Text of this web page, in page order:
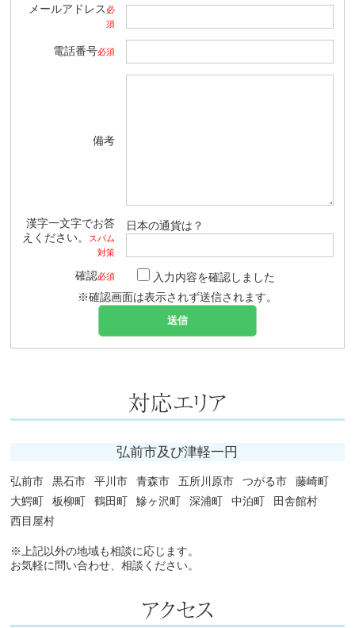
メールアドレス 必
須
電話番号必須
備考
漢字一文字でお答
えください。
スパム
対策
日本の通貨は？
確認必須
入力内容を確認しました
※確認画面は表示されず送信されます。
弘前市及び津軽一円
弘前市 黒石市 平川市 青森市 五所川原市 つがる市
藤崎町
大鰐町
板柳町 鶴田町 鰺ヶ沢町 深浦町 中泊町
田舎館村
西目屋村
※上記以外の地域も相談に応じます。
お気軽に問い合わせ、相談ください。